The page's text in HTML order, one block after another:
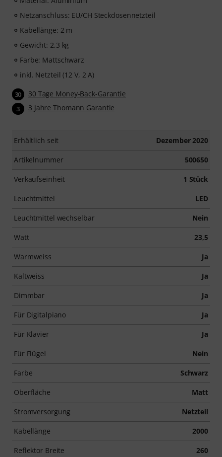
Netzanschluss: EU/CH Steckdosennetzteil
Kabellänge: 2 m
Gewicht: 2,3 kg
Farbe: Mattschwarz
inkl. Netzteil (12 V, 2 A)
30 30 Tage Money-Back-Garantie
3 3 Jahre Thomann Garantie
Erhältlich seit Dezember 2020
Artikelnummer 500650
Verkaufseinheit 1 Stück
Leuchtmittel LED
Leuchtmittel wechselbar Nein
Watt 23,5
Warmweiss Ja
Kaltweiss Ja
Dimmbar Ja
Für Digitalpiano Ja
Für Klavier Ja
Für Flügel Nein
Farbe Schwarz
Oberfläche Matt
Stromversorgung Netzteil
Kabellänge 2000
Reflektor Breite 260